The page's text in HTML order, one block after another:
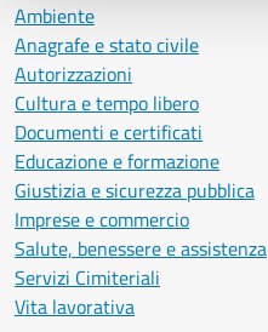
Ambiente
Anagrafe e stato civile
Autorizzazioni
Cultura e tempo libero
Documenti e certificati
Educazione e formazione
Giustizia e sicurezza pubblica
Imprese e commercio
Salute, benessere e assistenza
Servizi Cimiteriali
Vita lavorativa